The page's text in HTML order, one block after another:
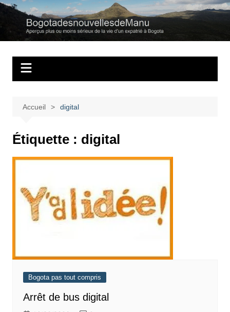
Aller
contenu
Regards personnels sur la vie d’expatrié à Bogota
Accueil digital
Étiquette : digital
Bogota pas tout compris
Arrêt de bus digital